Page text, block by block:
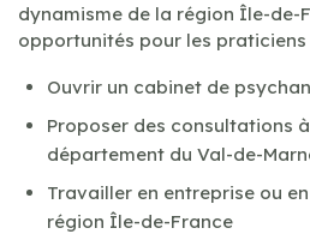
dynamisme de la région Île-de-
opportunités pour les
Ouvrir un cabinet de
Proposer des consultations
département du Val-de-
Travailler en entreprise ou
région Île-de-France